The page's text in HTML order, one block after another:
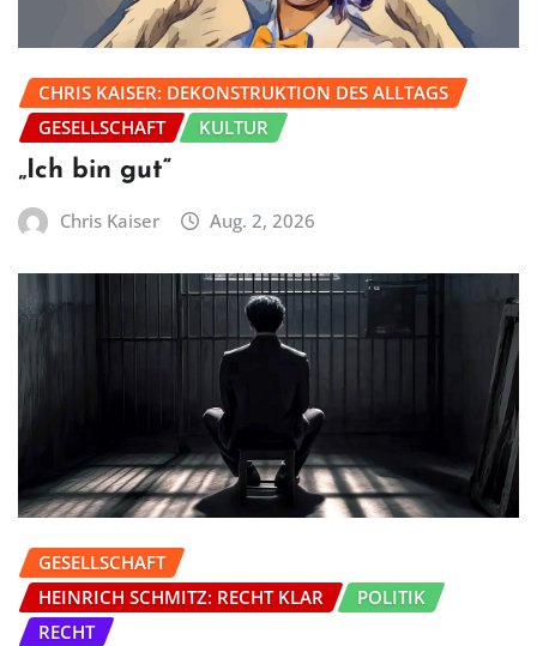
CHRIS KAISER: DEKONSTRUKTION DES ALLTAGS
GESELLSCHAFT
KULTUR
„Ich bin gut“
Chris Kaiser Aug. 2, 2026
GESELLSCHAFT
HEINRICH SCHMITZ: RECHT KLAR
POLITIK
RECHT